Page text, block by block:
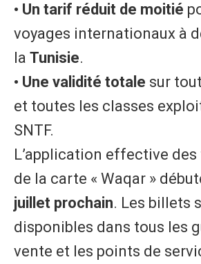
• Un tarif réduit de moitié
voyages internationaux à
la Tunisie.
• Une validité totale sur
et toutes les classes
SNTF.
L’application effective
de la carte « Waqar »
juillet prochain. Les billets
disponibles dans tous les
vente et les points de